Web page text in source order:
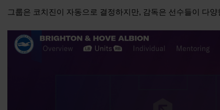
그룹은 코치진이 자동으로 결정하지만, 감독은 선수들이 다